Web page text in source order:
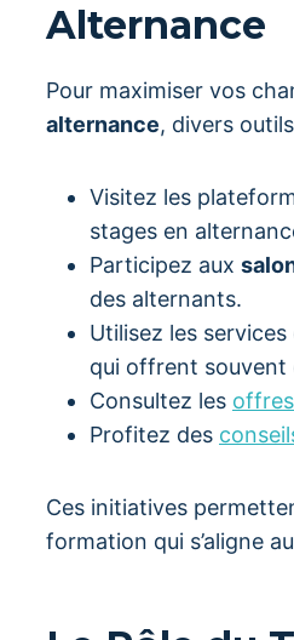
Alternance
Pour maximiser vos
alternance, divers
Visitez les
stages en
Participez aux
des alternants.
Utilisez les
qui offrent souvent
Consultez les
Profitez des
Ces initiatives
formation qui s’aligne